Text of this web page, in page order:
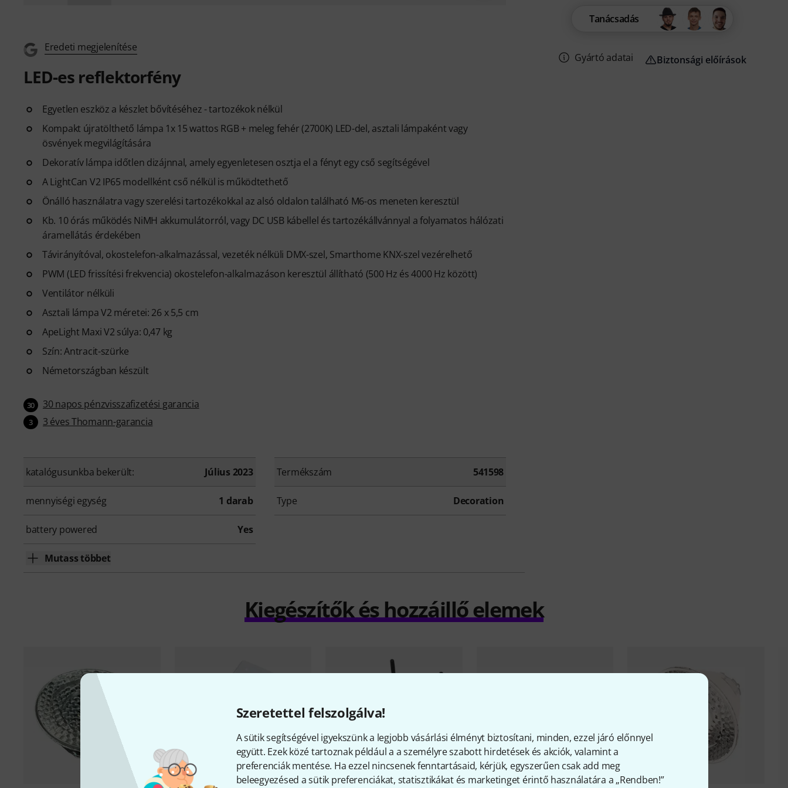
Szeretettel felszolgálva!
A sütik segítségével igyekszünk a legjobb vásárlási élményt biztosítani, minden, ezzel járó előnnyel
együtt. Ezek közé tartoznak például a a személyre szabott hirdetések és akciók, valamint a
preferenciák mentése. Ha ezzel nincsenek fenntartásaid, kérjük, egyszerűen csak add meg
beleegyezésed a sütik preferenciákat, statisztikákat és marketinget érintő használatára a „Rendben!”
Eredeti megjelenítése
LED-es reflektorfény
Egyetlen eszköz a készlet bővítéséhez - tartozékok nélkül
Kompakt újratölthető lámpa 1x 15 wattos RGB + meleg fehér (2700K) LED-del, asztali lámpaként vagy
ösvények megvilágítására
Dekoratív lámpa időtlen dizájnnal, amely egyenletesen osztja el a fényt egy cső segítségével
A LightCan V2 IP65 modellként cső nélkül is működtethető
Önálló használatra vagy szerelési tartozékokkal az alsó oldalon található M6-os meneten keresztül
Kb. 10 órás működés NiMH akkumulátorról, vagy DC USB kábellel és tartozékállvánnyal a folyamatos hálózati
áramellátás érdekében
Távirányítóval, okostelefon-alkalmazással, vezeték nélküli DMX-szel, Smarthome KNX-szel vezérelhető
PWM (LED frissítési frekvencia) okostelefon-alkalmazáson keresztül állítható (500 Hz és 4000 Hz között)
Ventilátor nélküli
Asztali lámpa V2 méretei: 26 x 5,5 cm
ApeLight Maxi V2 súlya: 0,47 kg
Szín: Antracit-szürke
Németországban készült
30 30 napos pénzvisszafizetési garancia
3 3 éves Thomann-garancia
katalógusunkba bekerült: Július 2023 Termékszám 541598
mennyiségi egység 1 darab Type Decoration
battery powered Yes
Mutass többet
Tanácsadás
Gyártó adatai Biztonsági előírások
Kiegészítők és hozzáillő elemek